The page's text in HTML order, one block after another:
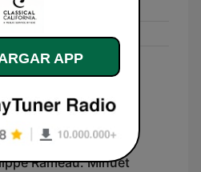
30 días
Rameau: Minuet
APP